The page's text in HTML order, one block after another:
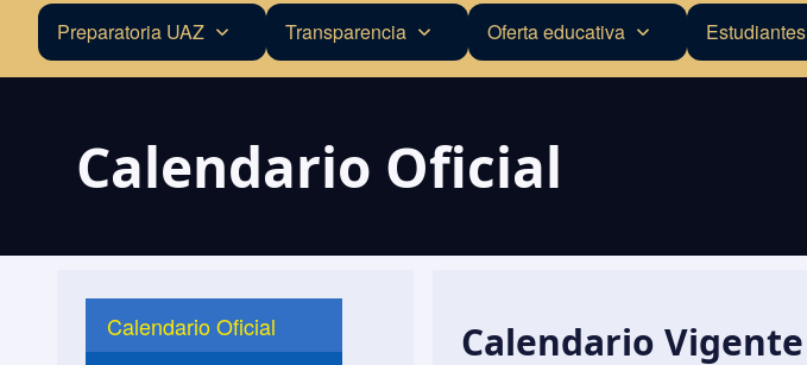
Navegación
Preparatoria UAZ Transparencia Oferta educativa Estudiantes
Calendario Oficial
Calendario Oficial
Calendario Vigente